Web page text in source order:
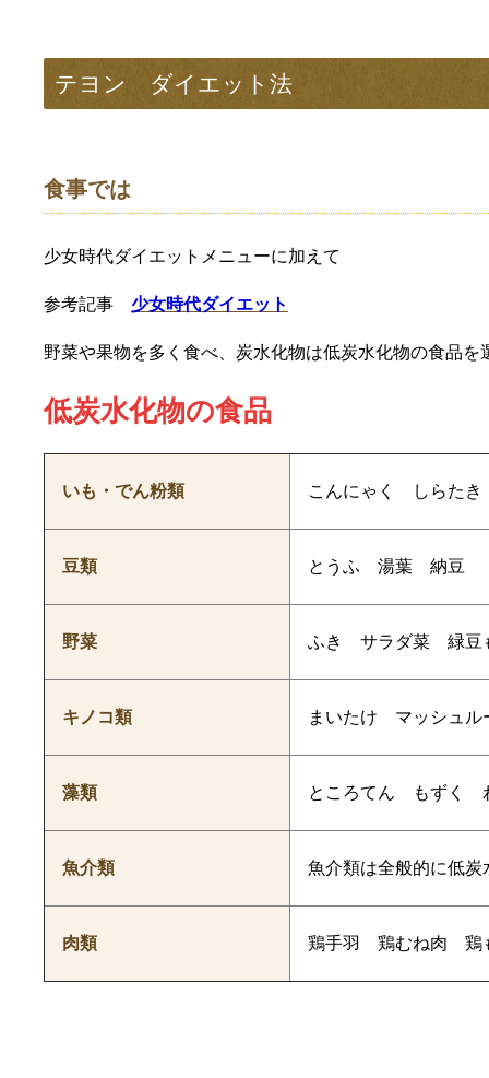
テヨン ダイエット法
食事では
少女時代ダイエットメニューに加えて
参考記事 少女時代ダイエット
野菜や果物を多く食べ、炭水化物は低炭水化物の食品を
低炭水化物の食品
いも・でん粉類 こんにゃく しらたき
豆類 とうふ 湯葉 納豆
野菜 ふき サラダ菜 緑豆
キノコ類 まいたけ マッシュ
藻類 ところてん もずく
魚介類 魚介類は全般的に低炭
肉類 鶏手羽 鶏むね肉 鶏